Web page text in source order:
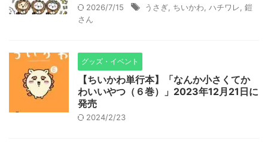
2026/7/15 うさぎ ちいかわ ハチワレ 鎧
さん
グッズ・イベント
【ちいかわ単行本】「なんか小さくてか
わいいやつ（６巻）」2023年12月21日に
発売
2024/2/23